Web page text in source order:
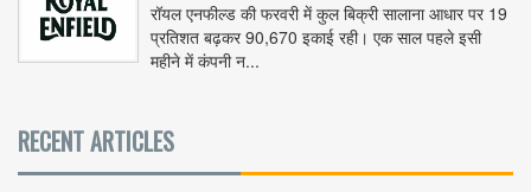
रॉयल एनफील्ड की फरवरी में कुल बिक्री सालाना आधार पर 19
प्रतिशत बढ़कर 90,670 इकाई रही। एक साल पहले इसी
महीने में कंपनी न...
RECENT ARTICLES